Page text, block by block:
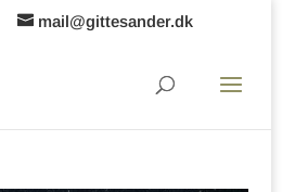
mail@gittesander.dk